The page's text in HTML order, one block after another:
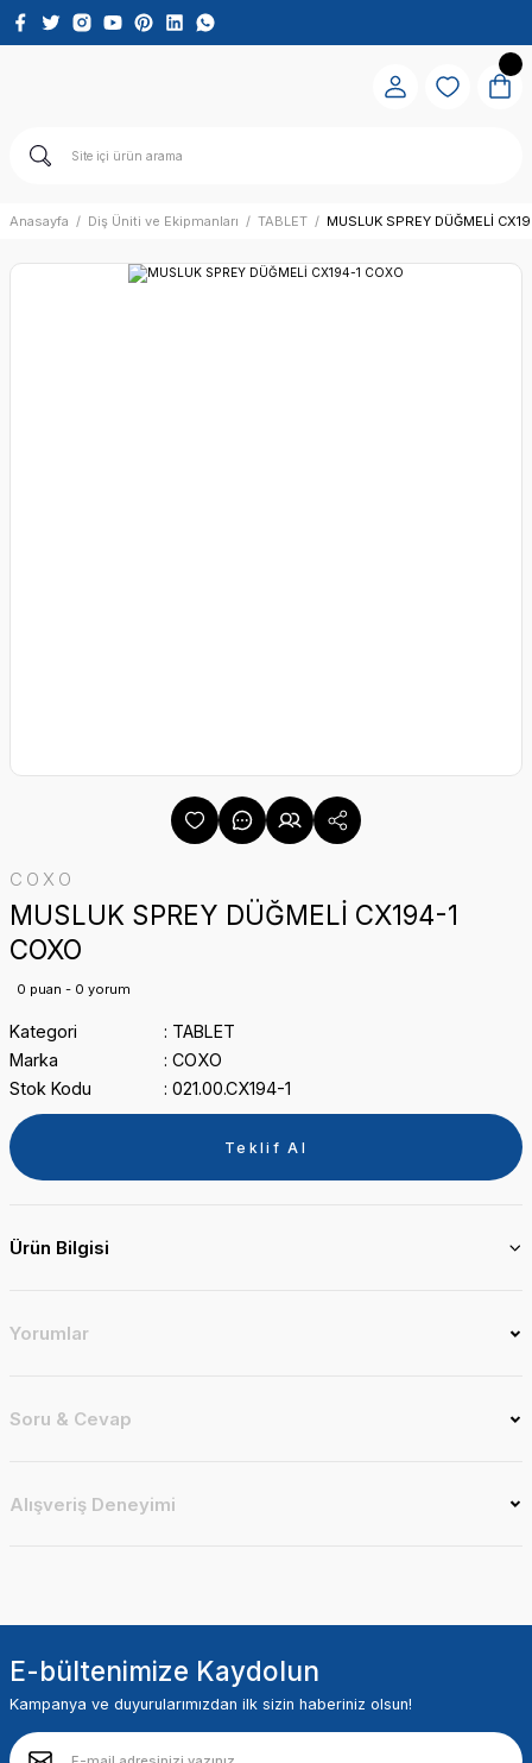
Anasayfa Diş Üniti ve Ekipmanları TABLET MUSLUK SPREY DÜĞMELİ
COXO
MUSLUK SPREY DÜĞMELİ CX194-1
COXO
0 puan - 0 yorum
Kategori
TABLET
Marka
COXO
Stok Kodu
021.00.CX194-1
Teklif Al
Ürün Bilgisi
Yorumlar
Soru & Cevap
Alışveriş Deneyimi
E-bültenimize Kaydolun
Kampanya ve duyurularımızdan ilk sizin haberiniz olsun!